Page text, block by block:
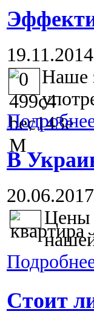
19.11.2014
Наше
В
20.06.2017
Цены
Стоит